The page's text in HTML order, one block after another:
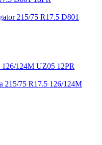
215/75 R17.5 D801
75 R17.5 126/124M